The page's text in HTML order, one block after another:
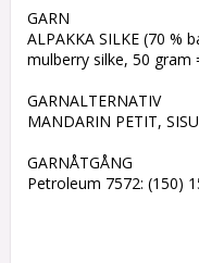
GARN
ALPAKKA SILKE (70 %
mulberry silke, 50 gram
GARNALTERNATIV
MANDARIN PETIT,
GARNÅTGÅNG
Petroleum 7572: (150)